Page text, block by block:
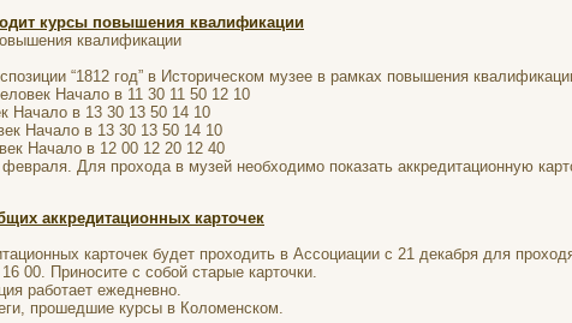
курсы повышения квалификации
квалификации
“1812 год” в Историческом музее в рамках повышения
Начало в 11 30 11 50 12 10
Начало в 13 30 13 50 14 10
Начало в 13 30 13 50 14 10
Начало в 12 00 12 20 12 40
Для прохода в музей необходимо показать аккредитационную
аккредитационных карточек
карточек будет проходить в Ассоциации с 21 декабря для
00. Приносите с собой старые карточки.
работает ежедневно.
прошедшие курсы в Коломенском.